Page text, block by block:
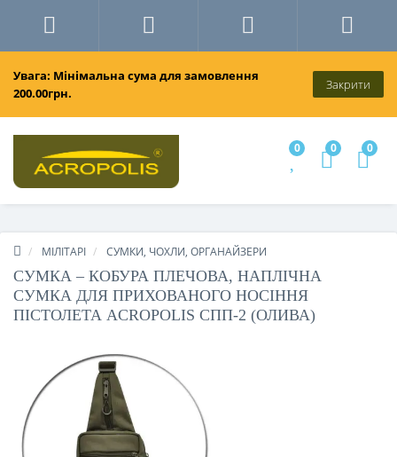
Увага: Мінімальна сума для замовлення
200.00грн.
Закрити
0 0 0
МІЛІТАРІ СУМКИ, ЧОХЛИ, ОРГАНАЙЗЕРИ
СУМКА – КОБУРА ПЛЕЧОВА, НАПЛІЧНА
СУМКА ДЛЯ ПРИХОВАНОГО НОСІННЯ
ПІСТОЛЕТА ACROPOLIS СПП-2 (ОЛИВА)